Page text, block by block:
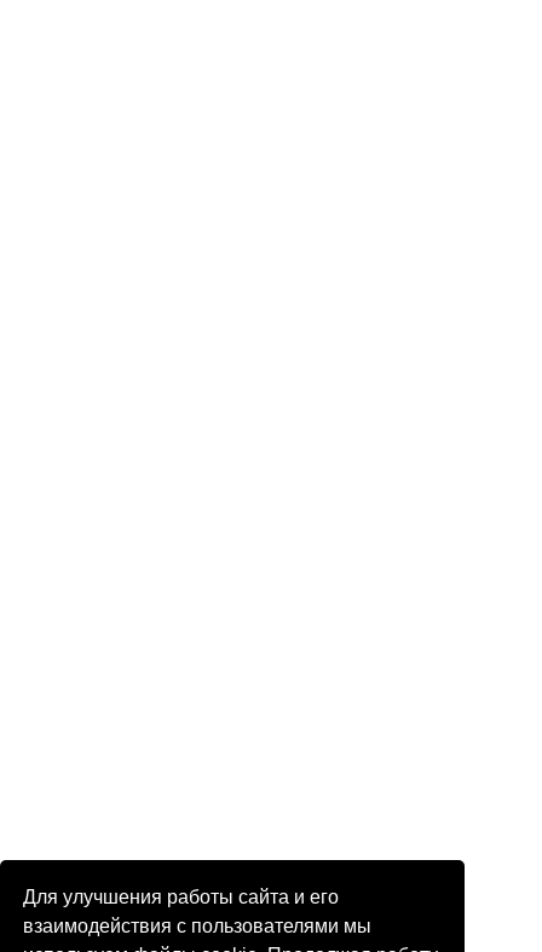
Для улучшения работы сайта и его
взаимодействия с пользователями мы